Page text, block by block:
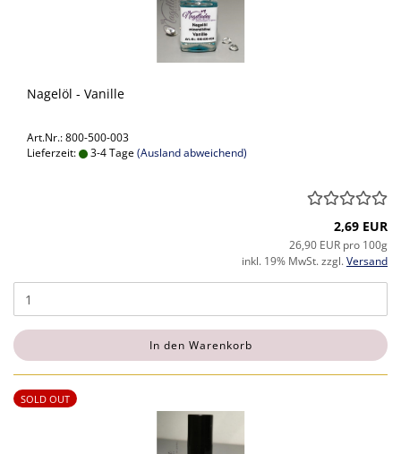
Nagelöl - Vanille
Art.Nr.: 800-500-003
Lieferzeit:
3-4 Tage(Ausland abweichend)
2,69 EUR
26,90 EUR pro 100g
inkl. 19% MwSt. zzgl.Versand
In den Warenkorb
SOLD OUT